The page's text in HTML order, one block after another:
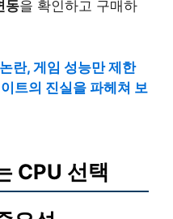
동을 확인하고 구매하
란, 게임 성능만 제한
트의 진실을 파헤쳐 보
CPU 선택